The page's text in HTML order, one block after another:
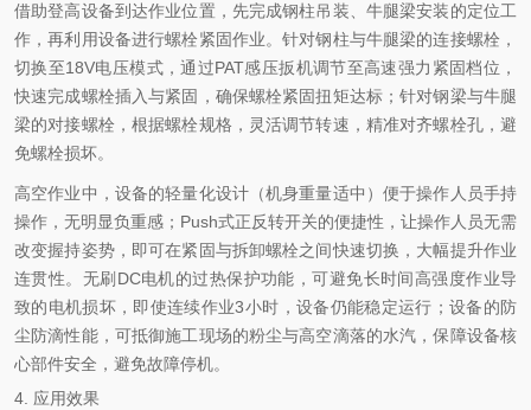
借助登高设备到达作业位置，先完成钢柱吊装、牛腿梁安装的定位工
作，再利用设备进行螺栓紧固作业。针对钢柱与牛腿梁的连接螺栓，
切换至18V电压模式，通过PAT感压扳机调节至高速强力紧固档位，
快速完成螺栓插入与紧固，确保螺栓紧固扭矩达标；针对钢梁与牛腿
梁的对接螺栓，根据螺栓规格，灵活调节转速，精准对齐螺栓孔，避
免螺栓损坏。
高空作业中，设备的轻量化设计（机身重量适中）便于操作人员手持
操作，无明显负重感；Push式正反转开关的便捷性，让操作人员无需
改变握持姿势，即可在紧固与拆卸螺栓之间快速切换，大幅提升作业
连贯性。无刷DC电机的过热保护功能，可避免长时间高强度作业导
致的电机损坏，即使连续作业3小时，设备仍能稳定运行；设备的防
尘防滴性能，可抵御施工现场的粉尘与高空滴落的水汽，保障设备核
心部件安全，避免故障停机。
4. 应用效果